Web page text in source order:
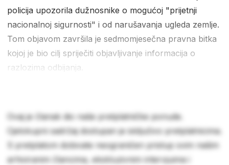
policija upozorila dužnosnike o mogućoj "prijetnji
nacionalnoj sigurnosti" i od narušavanja ugleda zemlje.
Tom objavom završila je sedmomjesečna pravna bitka
kojoj je bio cilj spriječiti objavljivanje informacija o
razlozima odbijanja.
Ovaj je članak dio naše pretplatničke ponude.
Cjelokupni sadržaj dostupan je isključivo pretplatnicima.
S pretplatom dobivate neograničen pristup svim našim
arhiviranim člancima, ekskluzivnim intervjuima i